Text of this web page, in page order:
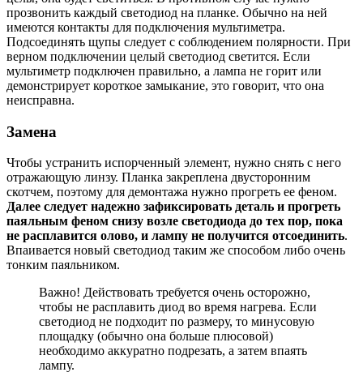
прозвонить каждый светодиод на планке. Обычно на ней
имеются контакты для подключения мультиметра.
Подсоединять щупы следует с соблюдением полярности. При
верном подключении целый светодиод светится. Если
мультиметр подключен правильно, а лампа не горит или
демонстрирует короткое замыкание, это говорит, что она
неисправна.
Замена
Чтобы устранить испорченный элемент, нужно снять с него
отражающую линзу. Планка закреплена двусторонним
скотчем, поэтому для демонтажа нужно прогреть ее феном.
Далее следует надежно зафиксировать деталь и прогреть
паяльным феном снизу возле светодиода до тех пор, пока
не расплавится олово, и лампу не получится отсоединить.
Впаивается новый светодиод таким же способом либо очень
тонким паяльником.
Важно! Действовать требуется очень осторожно,
чтобы не расплавить диод во время нагрева. Если
светодиод не подходит по размеру, то минусовую
площадку (обычно она больше плюсовой)
необходимо аккуратно подрезать, а затем впаять
лампу.